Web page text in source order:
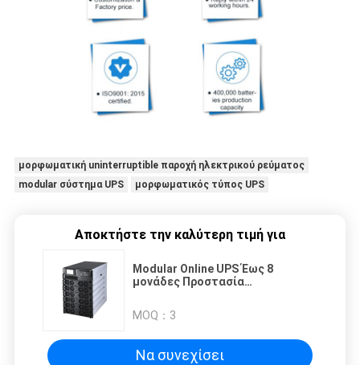
μορφωματική uninterruptible παροχή ηλεκτρικού ρεύματος
modular σύστημα UPS
μορφωματικός τύπος UPS
Αποκτήστε την καλύτερη τιμή για
Modular Online UPS Έως 8
μονάδες Προστασία
θερμοκρασίας
MOQ： 3
Να συνεχίσει